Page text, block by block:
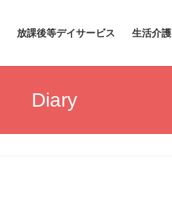
放課後等デイサービス 生活介護
Diary